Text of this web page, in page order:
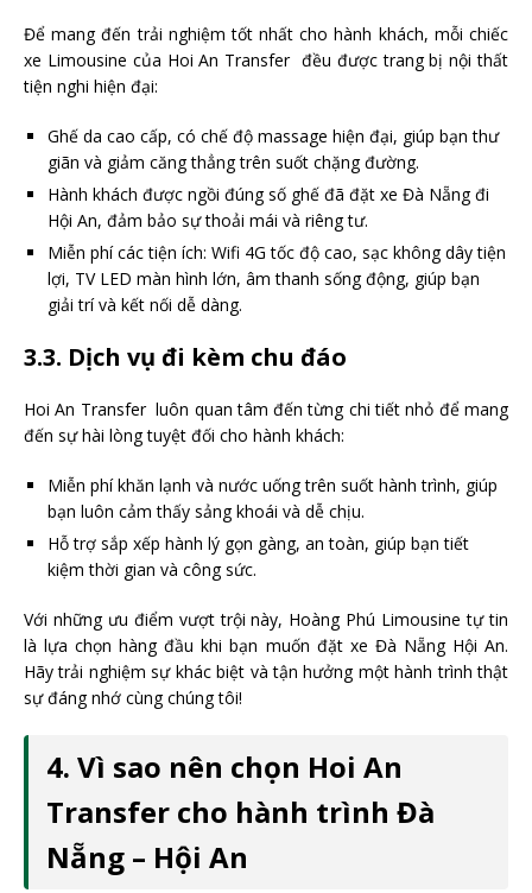
Để mang đến trải nghiệm tốt nhất cho hành khách, mỗi chiếc
xe Limousine của Hoi An Transfer đều được trang bị nội thất
tiện nghi hiện đại:
Ghế da cao cấp, có chế độ massage hiện đại, giúp bạn thư
giãn và giảm căng thẳng trên suốt chặng đường.
Hành khách được ngồi đúng số ghế đã đặt xe Đà Nẵng đi
Hội An, đảm bảo sự thoải mái và riêng tư.
Miễn phí các tiện ích: Wifi 4G tốc độ cao, sạc không dây tiện
lợi, TV LED màn hình lớn, âm thanh sống động, giúp bạn
giải trí và kết nối dễ dàng.
3.3. Dịch vụ đi kèm chu đáo
Hoi An Transfer luôn quan tâm đến từng chi tiết nhỏ để mang
đến sự hài lòng tuyệt đối cho hành khách:
Miễn phí khăn lạnh và nước uống trên suốt hành trình, giúp
bạn luôn cảm thấy sảng khoái và dễ chịu.
Hỗ trợ sắp xếp hành lý gọn gàng, an toàn, giúp bạn tiết
kiệm thời gian và công sức.
Với những ưu điểm vượt trội này, Hoàng Phú Limousine tự tin
là lựa chọn hàng đầu khi bạn muốn đặt xe Đà Nẵng Hội An.
Hãy trải nghiệm sự khác biệt và tận hưởng một hành trình thật
sự đáng nhớ cùng chúng tôi!
4. Vì sao nên chọn Hoi An
Transfer cho hành trình Đà
Nẵng – Hội An